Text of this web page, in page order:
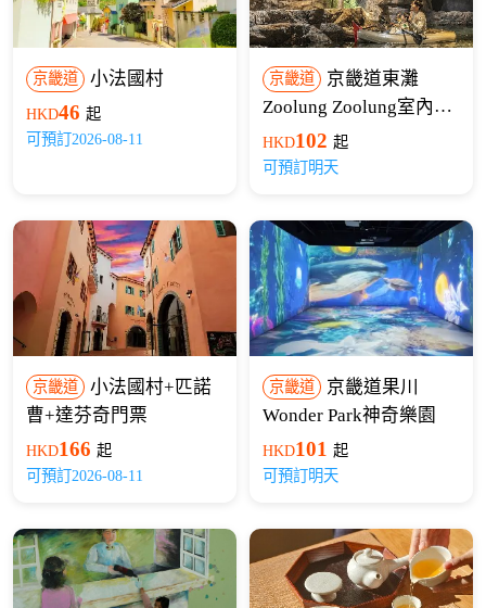
京畿道 小法國村
HKD46 起
可預訂2026-08-11
京畿道
京畿道東灘
Zoolung Zoolung室內動
物主題公園門票
HKD102 起
可預訂明天
京畿道
小法國村+匹諾
曹+達芬奇門票
HKD166 起
可預訂2026-08-11
京畿道
京畿道果川
Wonder Park神奇樂園
HKD101 起
可預訂明天